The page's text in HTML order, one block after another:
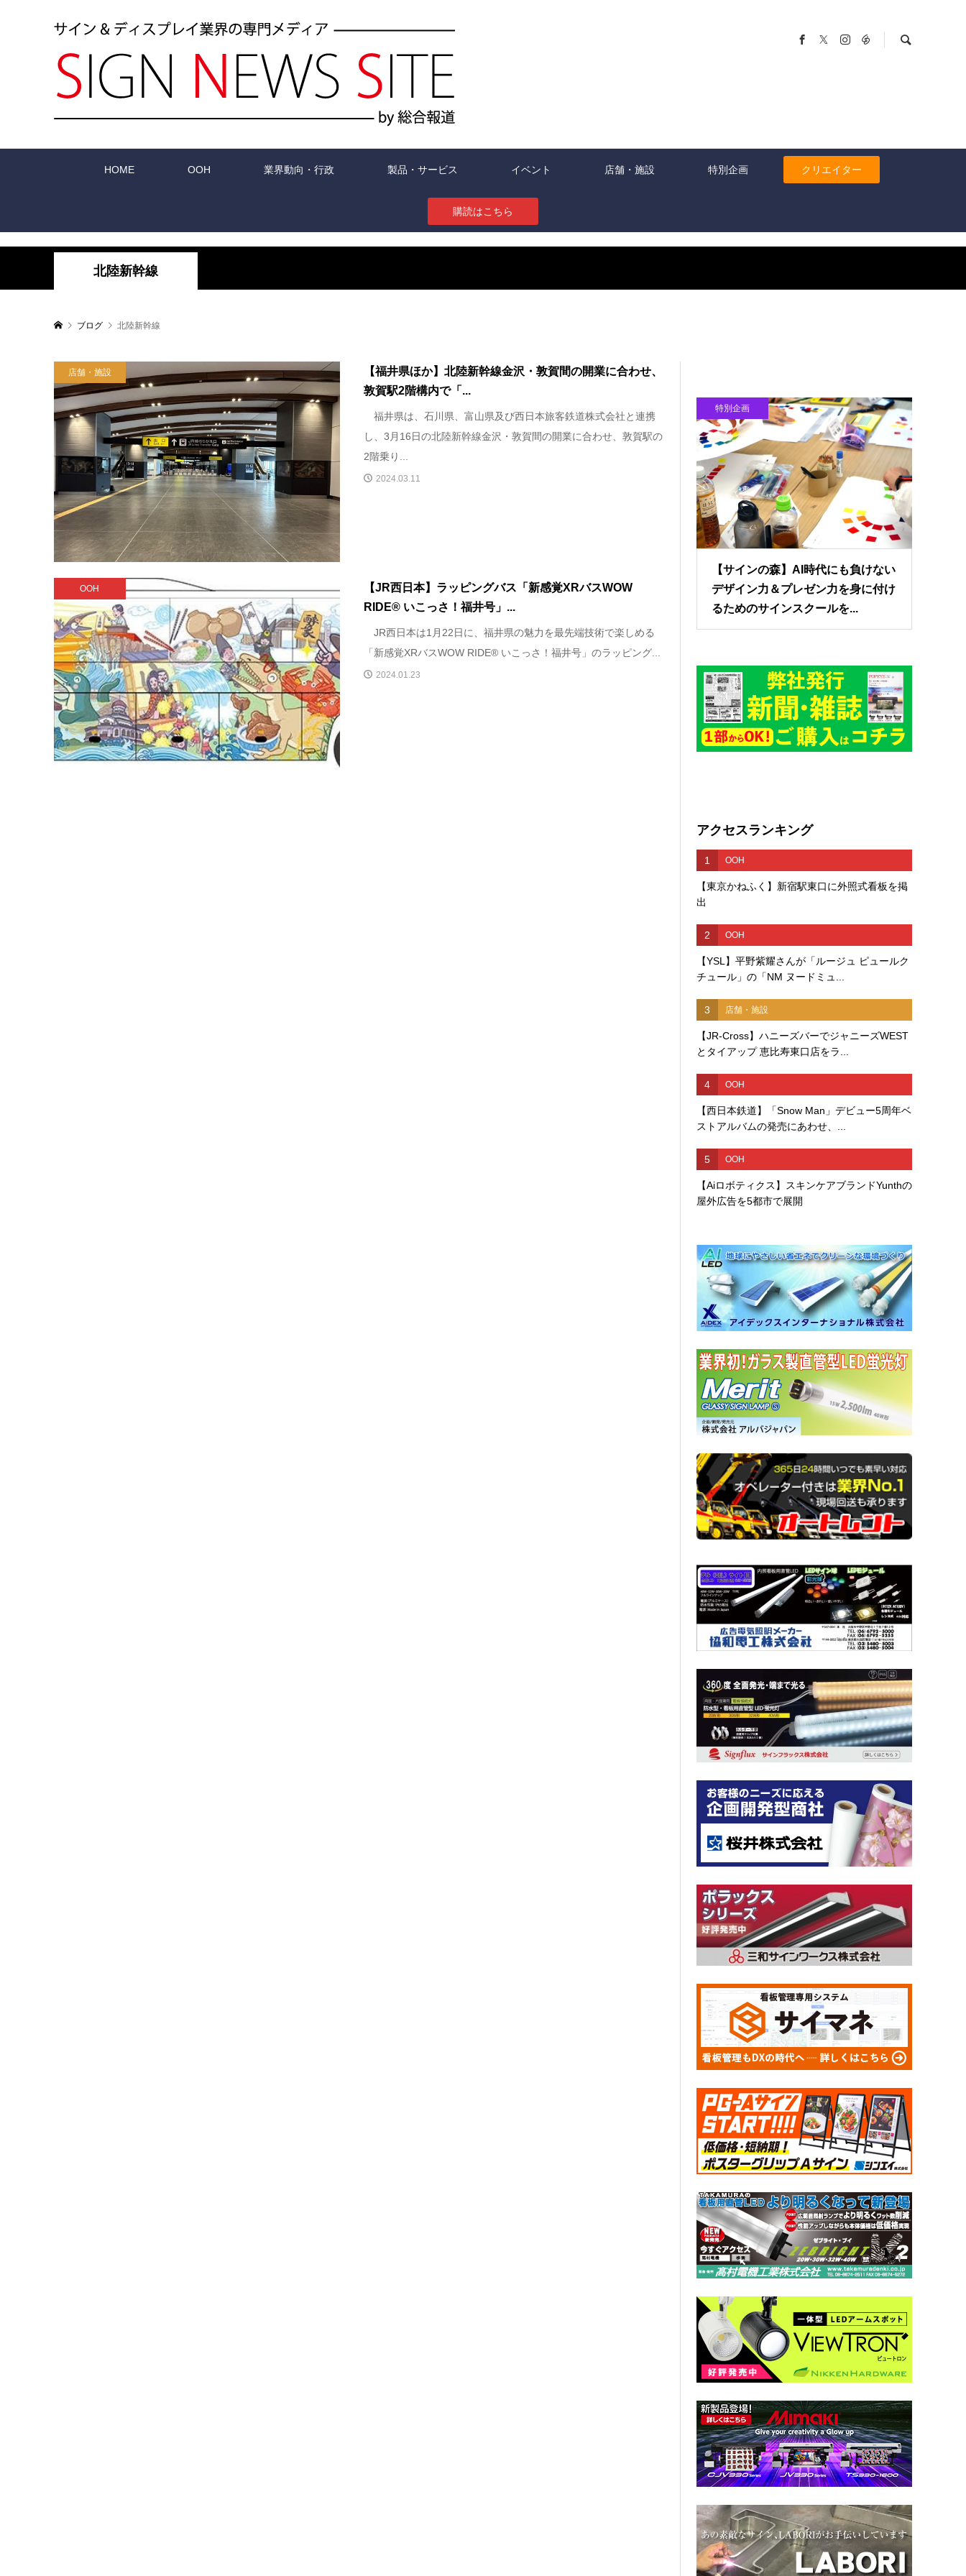
HOME OOH 業界動向・行政 製品・サービス イベント 店舗・施設 特別企画 クリエイター
購読はこちら
北陸新幹線
ブログ 北陸新幹線
店舗・施設
【福井県ほか】北陸新幹線金沢・敦賀間の開業に合わせ、
敦賀駅2階構内で「...
福井県は、石川県、富山県及び西日本旅客鉄道株式会社と連携
し、3月16日の北陸新幹線金沢・敦賀間の開業に合わせ、敦賀駅の
2階乗り...
2024.03.11
OOH
【JR西日本】ラッピングバス「新感覚XRバスWOW
RIDE® いこっさ！福井号」...
JR西日本は1月22日に、福井県の魅力を最先端技術で楽しめる
「新感覚XRバスWOW RIDE® いこっさ！福井号」のラッピング...
2024.01.23
特別企画
【サインの森】AI時代にも負けない
デザイン力＆プレゼン力を身に付け
るためのサインスクールを...
アクセスランキング
1 OOH
【東京かねふく】新宿駅東口に外照式看板を掲
出
2 OOH
【YSL】平野紫耀さんが「ルージュ ピュールク
チュール」の「NM ヌードミュ...
3 店舗・施設
【JR-Cross】ハニーズバーでジャニーズWEST
とタイアップ 恵比寿東口店をラ...
4 OOH
【西日本鉄道】「Snow Man」デビュー5周年ベ
ストアルバムの発売にあわせ、...
5 OOH
【Aiロボティクス】スキンケアブランドYunthの
屋外広告を5都市で展開